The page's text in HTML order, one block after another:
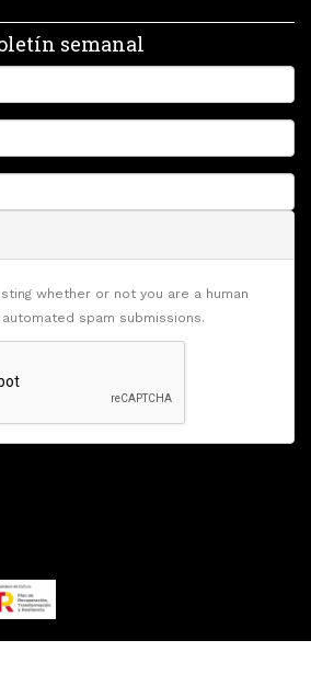
semanal
whether or not you are a human
spam submissions.